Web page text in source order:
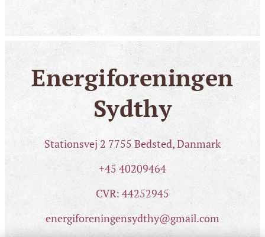
Energiforeningen
Sydthy
Stationsvej 2 7755 Bedsted, Danmark
+45 40209464
CVR: 44252945
energiforeningensydthy@gmail.com